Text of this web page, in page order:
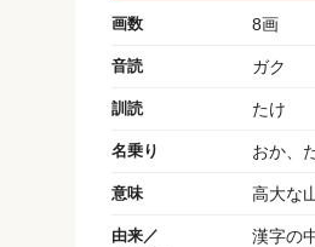
画数 8画
音読 ガク
訓読 たけ
名乗り おか、
意味 高大な
由来／
漢字の